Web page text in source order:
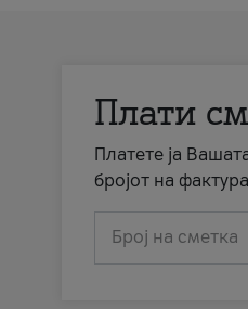
Плати
Платете ја
бројот на
Број на сметка